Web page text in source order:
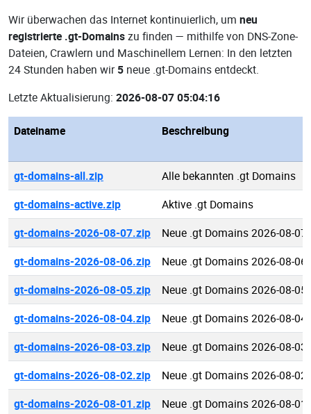
Wir überwachen das Internet kontinuierlich, um neu
registrierte .gt-Domainszu finden — mithilfe von DNS-Zone-
Dateien, Crawlern und Maschinellem Lernen: In den letzten
24 Stunden haben wir 5 neue .gt-Domains entdeckt.
Letzte Aktualisierung: 2026-08-07 05:04:16
Dateiname Beschreibung
gt-domains-all.zip
Alle bekannten .gt Domains
gt-domains-active.zip
Aktive .gt Domains
gt-domains-2026-08-07.zip
Neue .gt Domains 2026-08-07
gt-domains-2026-08-06.zip
Neue .gt Domains 2026-08-06
gt-domains-2026-08-05.zip
Neue .gt Domains 2026-08-05
gt-domains-2026-08-04.zip
Neue .gt Domains 2026-08-04
gt-domains-2026-08-03.zip
Neue .gt Domains 2026-08-03
gt-domains-2026-08-02.zip
Neue .gt Domains 2026-08-02
gt-domains-2026-08-01.zip
Neue .gt Domains 2026-08-01